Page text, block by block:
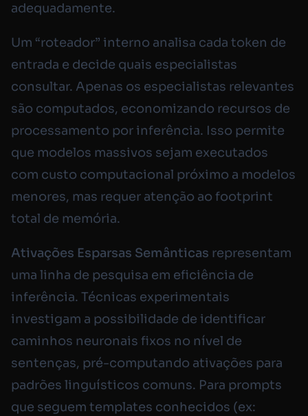
adequadamente.
Um “roteador” interno analisa cada token de
entrada e decide quais especialistas
consultar. Apenas os especialistas relevantes
são computados, economizando recursos de
processamento por inferência. Isso permite
que modelos massivos sejam executados
com custo computacional próximo a modelos
menores, mas requer atenção ao footprint
total de memória.
Ativações Esparsas Semânticas representam
uma linha de pesquisa em eficiência de
inferência. Técnicas experimentais
investigam a possibilidade de identificar
caminhos neuronais fixos no nível de
sentenças, pré-computando ativações para
padrões linguísticos comuns. Para prompts
que seguem templates conhecidos (ex: